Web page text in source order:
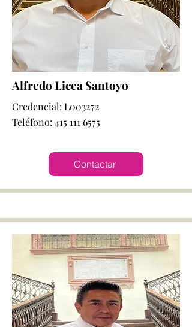
Alfredo Licea Santoyo
Credencial: L003272
Teléfono: 415 111 6575
Contactar